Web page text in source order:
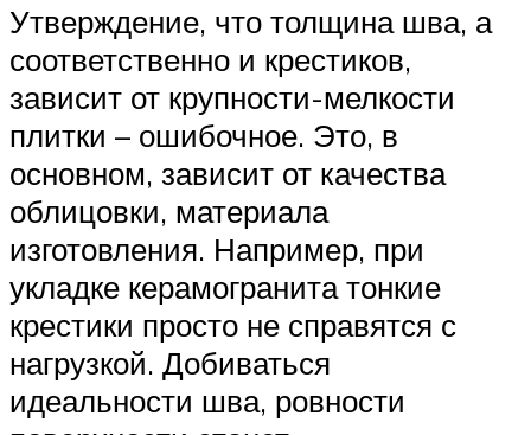
Утверждение, что толщина шва, а
соответственно и крестиков,
зависит от крупности-мелкости
плитки – ошибочное. Это, в
основном, зависит от качества
облицовки, материала
изготовления. Например, при
укладке керамогранита тонкие
крестики просто не справятся с
нагрузкой. Добиваться
идеальности шва, ровности